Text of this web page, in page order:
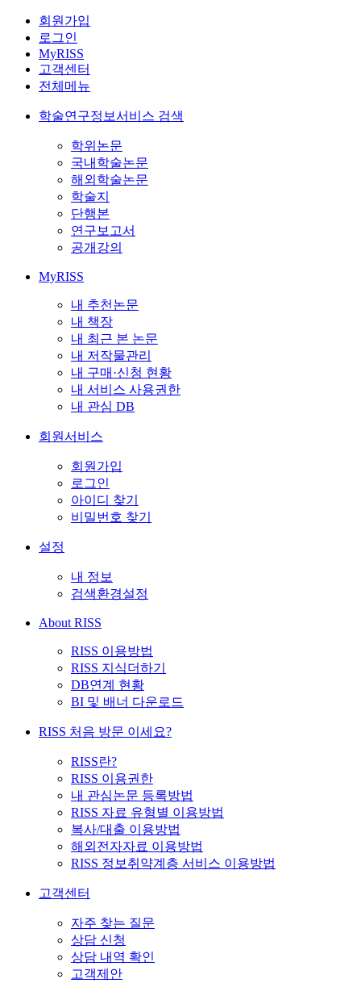
회원가입
로그인
MyRISS
고객센터
전체메뉴
학술연구정보서비스 검색
학위논문
국내학술논문
해외학술논문
학술지
단행본
연구보고서
공개강의
MyRISS
내 추천논문
내 책장
내 최근 본 논문
내 저작물관리
내 구매·신청 현황
내 서비스 사용권한
내 관심 DB
회원서비스
회원가입
로그인
아이디 찾기
비밀번호 찾기
설정
내 정보
검색환경설정
About RISS
RISS 이용방법
RISS 지식더하기
DB연계 현황
BI 및 배너 다운로드
RISS 처음 방문 이세요?
RISS란?
RISS 이용권한
내 관심논문 등록방법
RISS 자료 유형별 이용방법
복사/대출 이용방법
해외전자자료 이용방법
RISS 정보취약계층 서비스 이용방법
고객센터
자주 찾는 질문
상담 신청
상담 내역 확인
고객제안